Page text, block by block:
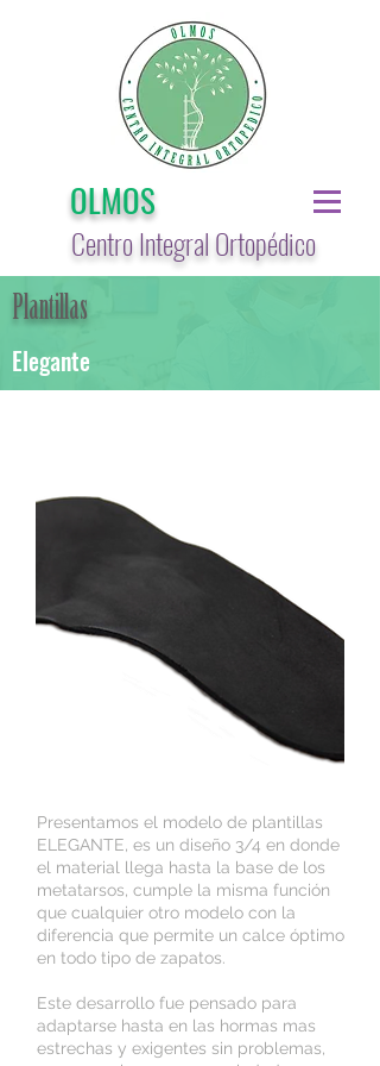
OLMOS
Centro IntegralOrtopédico
Plantillas
Elegante
Presentamos el modelo de plantillas
ELEGANTE, es un diseño 3/4 en donde
el material llega hasta la base de los
metatarsos, cumple la misma función
que cualquier otro modelo con la
diferencia que permite un calce óptimo
en todo tipo de zapatos.
Este desarrollo fue pensado para
adaptarse hasta en las hormas mas
estrechas y exigentes sin problemas,